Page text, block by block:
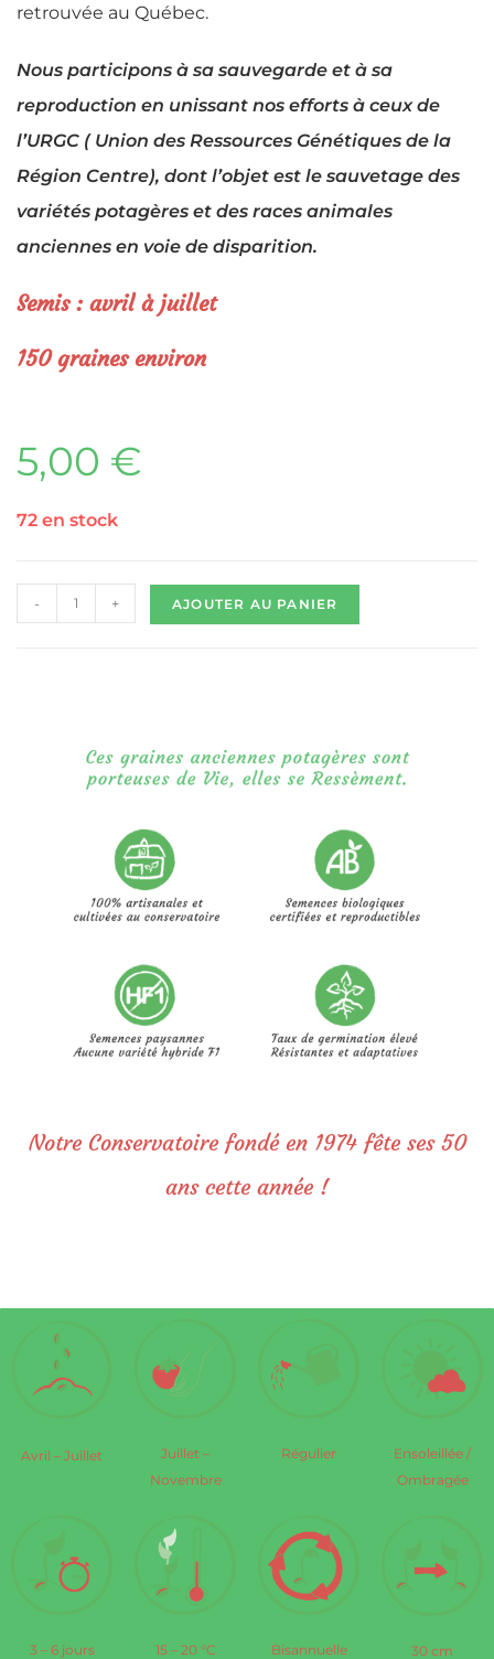
retrouvée au Québec.
Nous participons à sa sauvegarde et à sa
reproduction en unissant nos efforts à ceux de
l’URGC ( Union des Ressources Génétiques de la
Région Centre), dont l’objet est le sauvetage des
variétés potagères et des races animales
anciennes en voie de disparition.
Semis : avril à juillet
150 graines environ
5,00 €
72 en stock
- + AJOUTER AU PANIER
Notre Conservatoire fondé en 1974 fête ses 50
ans cette année !
Avril – Juillet
Juillet –
Novembre
Régulier
Ensoleillée /
Ombragée
3 – 6 jours 15 – 20 °C Bisannuelle 30 cm